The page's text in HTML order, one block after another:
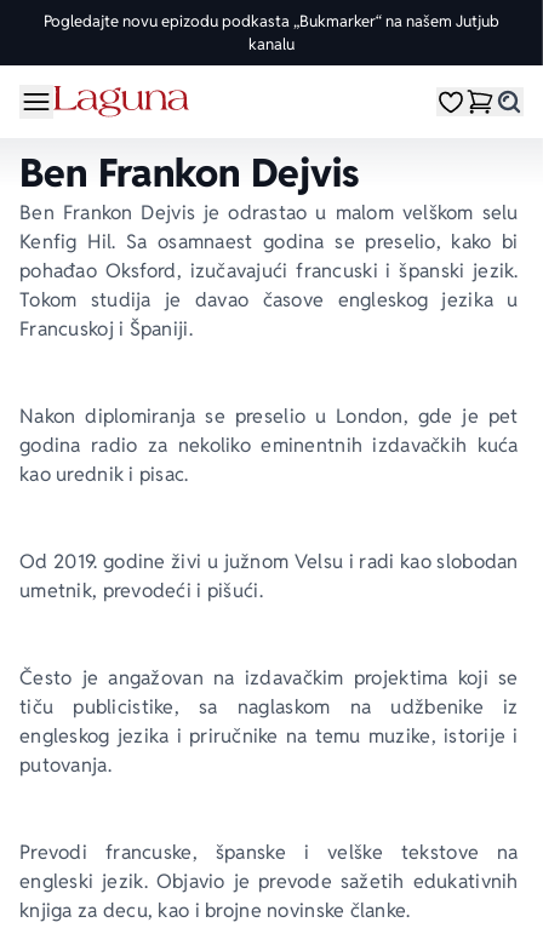
Pogledajte novu epizodu podkasta „Bukmarker“ na našem Jutjub
kanalu
Moji
Ben Frankon Dejvis
Ben Frankon Dejvis je odrastao u malom velškom selu
Kenfig Hil. Sa osamnaest godina se preselio, kako bi
pohađao Oksford, izučavajući francuski i španski jezik.
Tokom studija je davao časove engleskog jezika u
Francuskoj i Španiji.
Nakon diplomiranja se preselio u London, gde je pet
godina radio za nekoliko eminentnih izdavačkih kuća
kao urednik i pisac.
Od 2019. godine živi u južnom Velsu i radi kao slobodan
umetnik, prevodeći i pišući.
Često je angažovan na izdavačkim projektima koji se
tiču publicistike, sa naglaskom na udžbenike iz
engleskog jezika i priručnike na temu muzike, istorije i
putovanja.
Prevodi francuske, španske i velške tekstove na
engleski jezik. Objavio je prevode sažetih edukativnih
knjiga za decu, kao i brojne novinske članke.
meni
OMILJENE KATEGORIJE
Knjige za leto
Edicije
Bojeni rez
Manga i strip
Potpisane knjige
Ekranizovane knjige
Za poklon
E-knjige
Drama
Ljubavni
Trileri
Istorijski
Klasici
Lični razvoj i popularna psihologija
Biografija
Goran Petrović
Đorđe Lebović
Jelena Bačić Alimpić
Darko Tuševljaković
Enes Halilović
Bojan Ljubenović
Dejan Tiago-Stanković
Milica Jakovljević Mir-Jam
Fredrik Bakman
Juval Noa Harari
Lusinda Rajli
Ju Nesbe
Dženi Kolgan
Peter Handke
Harlan Koben
Elif Šafak